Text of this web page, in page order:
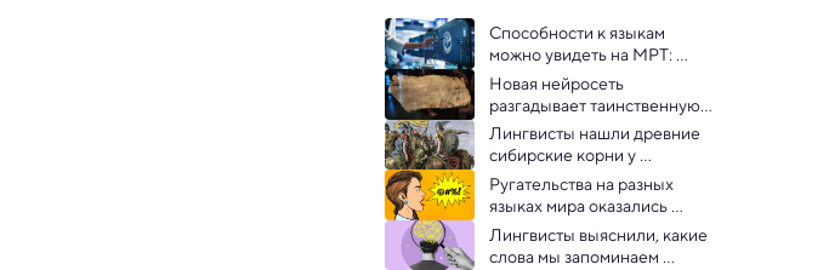
Способности к языкам
можно увидеть на МРТ:
китайские ученые
Новая нейросеть
разгадывает таинственную
письменность X века из
Сингапура
Лингвисты нашли древние
сибирские корни у
европейских гуннов
Ругательства на разных
языках мира оказались
очень похожи —
исследование
Лингвисты выяснили, какие
слова мы запоминаем